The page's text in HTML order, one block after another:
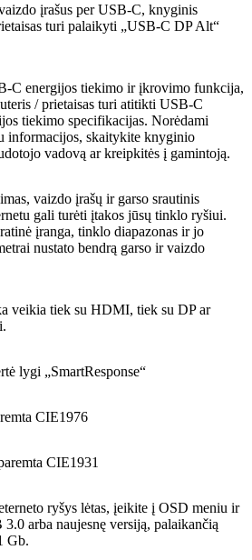
įrašus per USB-C, knyginis
turi palaikyti „USB-C DP Alt“
C energijos tiekimo ir įkrovimo funkcija,
/ prietaisas turi atitikti USB-C
tiekimo specifikacijas. Norėdami
informacijos, skaitykite knyginio
vadovą ar kreipkitės į gamintoją.
vaizdo įrašų ir garso srautinis
gali turėti įtakos jūsų tinklo ryšiui.
įranga, tinklo diapazonas ir jo
nustato bendrą garso ir vaizdo
veikia tiek su HDMI, tiek su DP ar
lygi „SmartResponse“
CIE1976
CIE1931
ryšys lėtas, įeikite į OSD meniu ir
arba naujesnę versiją, palaikančią
Gb.